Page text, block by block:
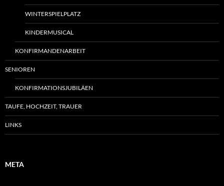
WINTERSPIELPLATZ
KINDERMUSICAL
KONFIRMANDENARBEIT
SENIOREN
KONFIRMATIONSJUBILÄEN
TAUFE, HOCHZEIT, TRAUER
LINKS
META